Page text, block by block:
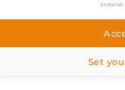
powered
Set